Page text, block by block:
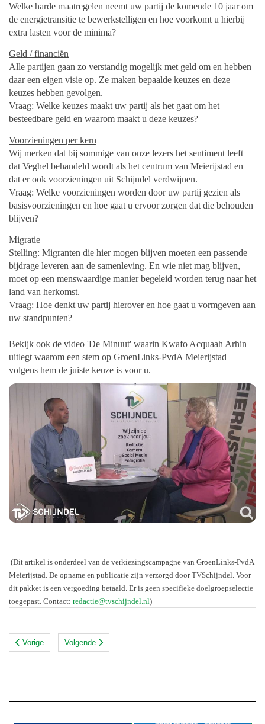
Welke harde maatregelen neemt uw partij de komende 10 jaar om
de energietransitie te bewerkstelligen en hoe voorkomt u hierbij
extra lasten voor de minima?
Geld / financiën
Alle partijen gaan zo verstandig mogelijk met geld om en hebben
daar een eigen visie op. Ze maken bepaalde keuzes en deze
keuzes hebben gevolgen.
Vraag: Welke keuzes maakt uw partij als het gaat om het
besteedbare geld en waarom maakt u deze keuzes?
Voorzieningen per kern
Wij merken dat bij sommige van onze lezers het sentiment leeft
dat Veghel behandeld wordt als het centrum van Meierijstad en
dat er ook voorzieningen uit Schijndel verdwijnen.
Vraag: Welke voorzieningen worden door uw partij gezien als
basisvoorzieningen en hoe gaat u ervoor zorgen dat die behouden
blijven?
Migratie
Stelling: Migranten die hier mogen blijven moeten een passende
bijdrage leveren aan de samenleving. En wie niet mag blijven,
moet op een menswaardige manier begeleid worden terug naar het
land van herkomst.
Vraag: Hoe denkt uw partij hierover en hoe gaat u vormgeven aan
uw standpunten?
Bekijk ook de video 'De Minuut' waarin Kwafo Acquaah Arhin
uitlegt waarom een stem op GroenLinks-PvdA Meierijstad
volgens hem de juiste keuze is voor u.
(Dit artikel is onderdeel van de verkiezingscampagne van GroenLinks-PvdA
Meierijstad. De opname en publicatie zijn verzorgd door TVSchijndel. Voor
dit pakket is een vergoeding betaald. Er is geen specifieke doelgroepselectie
toegepast. Contact: redactie@tvschijndel.nl)
Vorige Volgende